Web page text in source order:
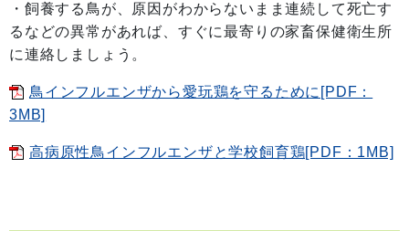
・飼養する鳥が、原因がわからないまま連続して死亡す
るなどの異常があれば、すぐに最寄りの家畜保健衛生所
に連絡しましょう。
鳥インフルエンザから愛玩鶏を守るために[PDF：
3MB]
高病原性鳥インフルエンザと学校飼育鶏[PDF：1MB]